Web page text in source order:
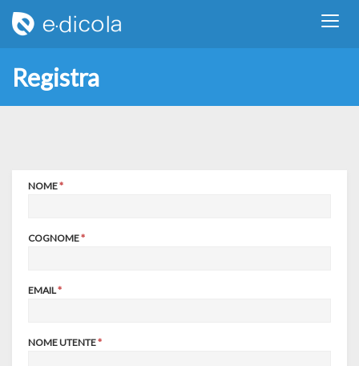
Registra
NOME
COGNOME
EMAIL
NOME UTENTE